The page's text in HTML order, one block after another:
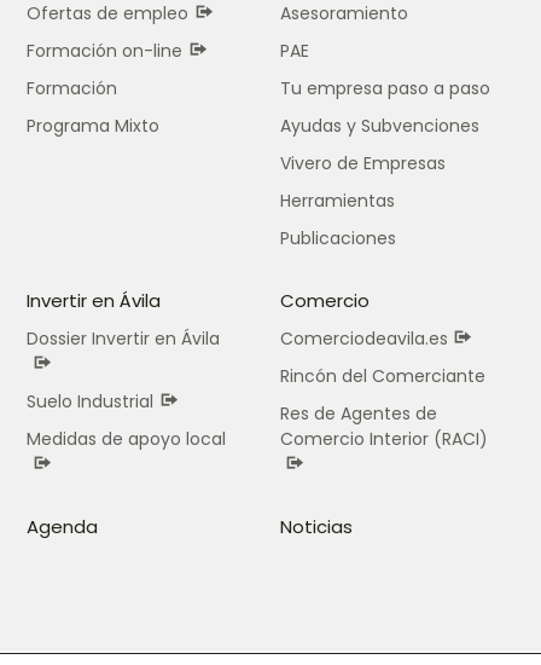
Ofertas de empleo
Formación on-line
Formación
Programa Mixto
Asesoramiento
PAE
Tu empresa paso a paso
Ayudas y Subvenciones
Vivero de Empresas
Herramientas
Publicaciones
Invertir en Ávila
Dossier Invertir en Ávila
Suelo Industrial
Medidas de apoyo local
Comercio
Comerciodeavila.es
Rincón del Comerciante
Res de Agentes de
Comercio Interior (RACI)
Agenda Noticias